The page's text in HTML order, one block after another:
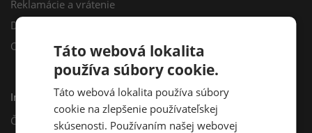
Reklamácie a vrátenie
Darčekový poukaz
Odberné miesta
Informácie
Často kladené otázky
Táto webová lokalita
používa súbory cookie.
Táto webová lokalita používa súbory
cookie na zlepšenie používateľskej
skúsenosti. Používaním našej webovej